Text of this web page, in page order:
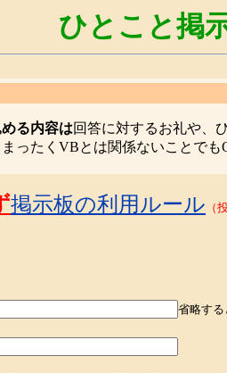
ひとこと掲
る内容は回答に対するお礼や、
ったくVBとは関係ないことでも
掲示板の利用ルール （
省略す